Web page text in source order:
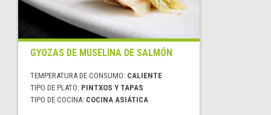
GYOZAS DE MUSELINA DE SALMÓN
TEMPERATURA DE CONSUMO: CALIENTE
TIPO DE PLATO: PINTXOS Y TAPAS
TIPO DE COCINA: COCINA ASIÁTICA